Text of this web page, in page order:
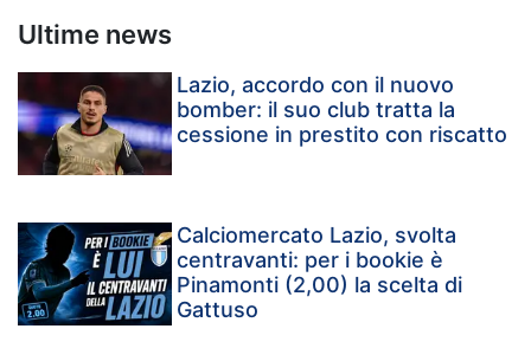
Ultime news
Lazio, accordo con il nuovo
bomber: il suo club tratta la
cessione in prestito con riscatto
Calciomercato Lazio, svolta
centravanti: per i bookie è
Pinamonti (2,00) la scelta di
Gattuso